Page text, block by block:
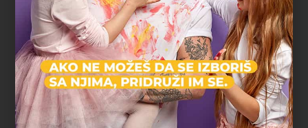
"Najveća prednost bila je što nismo morali nigde
da mrdnemo. Rođendan je organizovan u parku
blizu naše zgrade, deca su se igrala satima, a
komšije i prijatelji su mogli lako da nam se
pridruže. Baš jednostavno, opušteno i bez stresa."